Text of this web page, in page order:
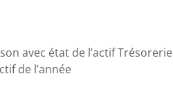
avec état de l’actif Trésorerie
de l’année